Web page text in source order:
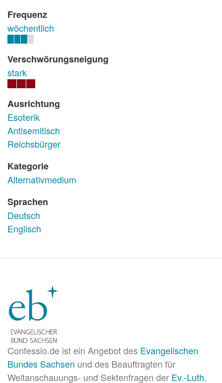
Frequenz
wöchentlich
Verschwörungsneigung
stark
Ausrichtung
Esoterik
Antisemitisch
Reichsbürger
Kategorie
Alternativmedium
Sprachen
Deutsch
Englisch
Confessio.de ist ein Angebot des Evangelischen
Bundes Sachsen und des Beauftragten für
Weltanschauungs- und Sektenfragen der Ev.-Luth.